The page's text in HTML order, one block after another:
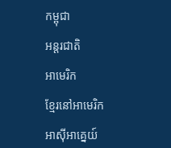
កម្ពុជា
អន្តរជាតិ
អាមេរិក
ខ្មែរ​នៅអាមេរិក
អាស៊ីអាគ្នេយ៍